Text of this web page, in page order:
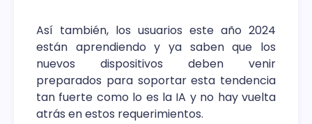
Así también, los usuarios este año 2024
están aprendiendo y ya saben que los
nuevos dispositivos deben venir
preparados para soportar esta tendencia
tan fuerte como lo es la IA y no hay vuelta
atrás en estos requerimientos.